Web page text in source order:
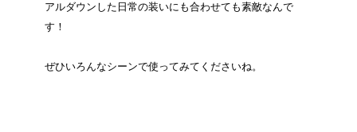
アルダウンした日常の装いにも合わせても素敵なんで
す！
ぜひいろんなシーンで使ってみてくださいね。